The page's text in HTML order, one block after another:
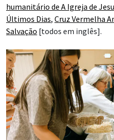
humanitário de A Igreja de
Últimos Dias, Cruz Vermelha
Salvação [todos em inglês].